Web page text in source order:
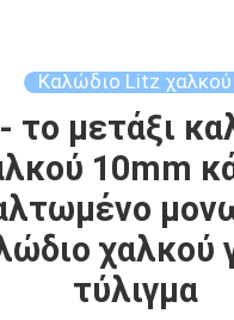
Καλώδιο Litz χαλκού
το μετάξι
10mm
χαλκού
τύλιγμα